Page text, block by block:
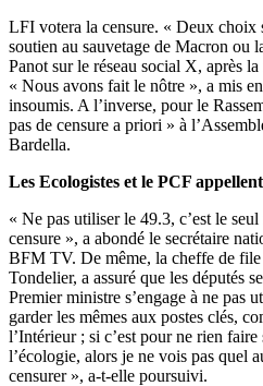
LFI votera la censure. « Deux choix
soutien au sauvetage de Macron ou
Panot sur le réseau social X, après
« Nous avons fait le nôtre », a mis
insoumis. A l’inverse, pour le
pas de censure a priori » à
Bardella.
Les Ecologistes et le PCF
« Ne pas utiliser le 49.3, c’est le
censure », a abondé le secrétaire
BFM TV. De même, la cheffe de
Tondelier, a assuré que les députés
Premier ministre s’engage à ne pas
garder les mêmes aux postes clés,
l’Intérieur ; si c’est pour ne rien
l’écologie, alors je ne vois pas quel
censurer », a-t-elle poursuivi.